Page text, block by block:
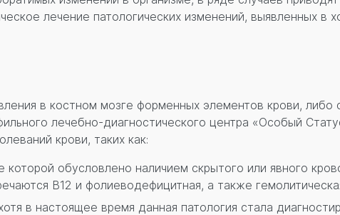
лечение патологических изменений, выявленных в
в костном мозге форменных элементов крови, либо
лечебно-диагностического центра «Особый
крови, таких как:
обусловлено наличием скрытого или явного
В12 и фолиеводефицитная, а также
в настоящее время данная патология стала